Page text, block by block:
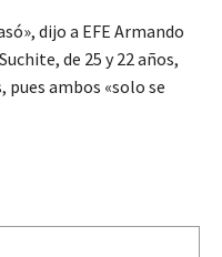
dijo a EFE Armando
de 25 y 22 años,
pues ambos «solo se